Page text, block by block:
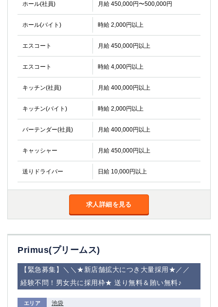
ホール(社員) 月給 450,000円〜500,000円
ホール(バイト) 時給 2,000円以上
エスコート 月給 450,000円以上
エスコート 時給 4,000円以上
キッチン(社員) 月給 400,000円以上
キッチン(バイト) 時給 2,000円以上
バーテンダー(社員) 月給 400,000円以上
キャッシャー 月給 450,000円以上
送りドライバー 日給 10,000円以上
求人詳細を見る
Primus(プリームス)
【緊急募集】＼＼★新店舗拡大につき大量採用★／／
経験不問！男女共に採用枠★ 送り無料＆賄い無料♪
エリア 池袋